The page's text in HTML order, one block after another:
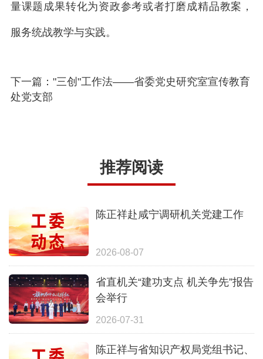
量课题成果转化为资政参考或者打磨成精品教案，
服务统战教学与实践。
下一篇："三创"工作法——省委党史研究室宣传教育
处党支部
推荐阅读
陈正祥赴咸宁调研机关党建工作
2026-08-07
省直机关“建功支点 机关争先”报告
会举行
2026-07-31
陈正祥与省知识产权局党组书记、